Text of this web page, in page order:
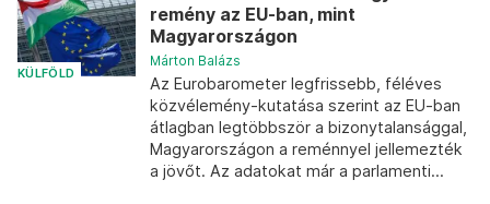
KÜLFÖLD
remény az EU-ban, mint
Magyarországon
Márton Balázs
Az Eurobarometer legfrissebb, féléves
közvélemény-kutatása szerint az EU-ban
átlagban legtöbbször a bizonytalansággal,
Magyarországon a reménnyel jellemezték
a jövőt. Az adatokat már a parlamenti...